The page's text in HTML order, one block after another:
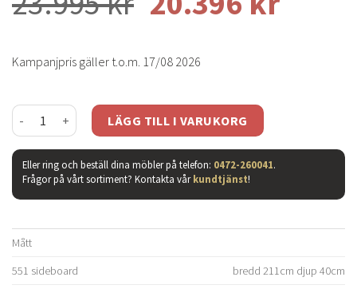
Kampanjpris gäller t.o.m. 17/08 2026
Casö 551 sideboard vitoljad ek trädörrar mängd
LÄGG TILL I VARUKORG
Eller ring och beställ dina möbler på telefon: 0472-260041.
Frågor på vårt sortiment? Kontakta vårkundtjänst!
Mått
551 sideboard
bredd 211cm djup 40cm